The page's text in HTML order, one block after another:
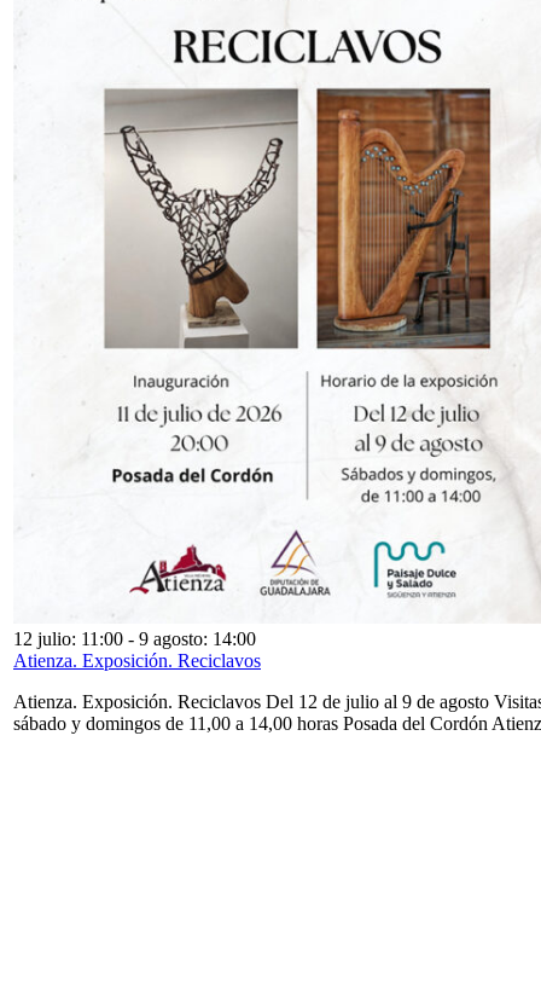
12 julio: 11:00 - 9 agosto: 14:00
Atienza. Exposición. Reciclavos
Atienza. Exposición. Reciclavos Del 12 de julio al 9 de agosto
sábado y domingos de 11,00 a 14,00 horas Posada del Cordón